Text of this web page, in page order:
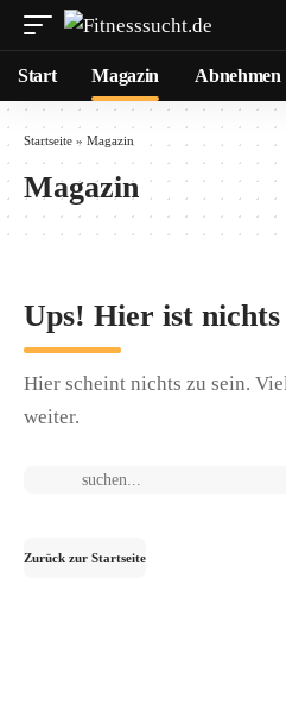
Start Magazin Abnehmen
Startseite » Magazin
Magazin
Ups! Hier ist nichts
Hier scheint nichts zu sein.
weiter.
Zurück zur Startseite